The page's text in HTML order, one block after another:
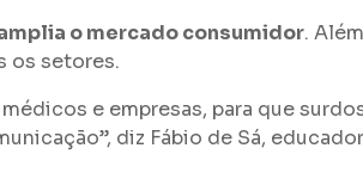
o mercado consumidor.
os setores.
e empresas, para que
diz Fábio de Sá,